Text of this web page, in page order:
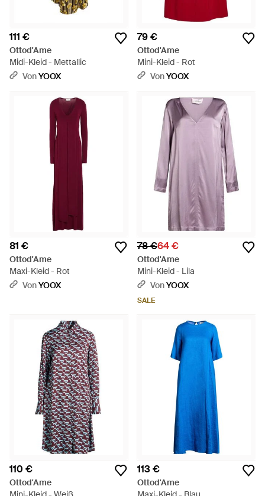
111 €
Ottod'Ame
Midi-Kleid - Mettallic
VonYOOX
79 €
Ottod'Ame
Mini-Kleid - Rot
VonYOOX
81 €
Ottod'Ame
Maxi-Kleid - Rot
VonYOOX
78 €64 €
Ottod'Ame
Mini-Kleid - Lila
VonYOOX
SALE
110 €
Ottod'Ame
113 €
Ottod'Ame